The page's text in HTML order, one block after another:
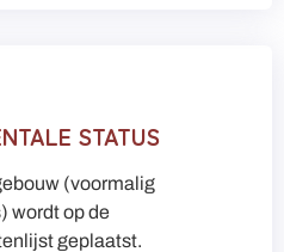
STATUS
(voormalig
wordt op de
geplaatst.